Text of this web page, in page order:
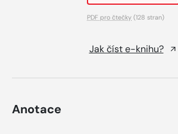
PDF pro čtečky (128 stran)
Jak číst e-knihu?
Anotace